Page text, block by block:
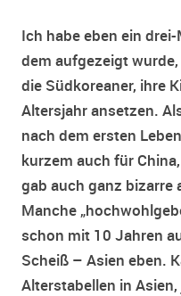
Ich habe eben ein
dem aufgezeigt
die Südkoreaner, ihre
Altersjahr ansetzen.
nach dem ersten
kurzem auch für
gab auch ganz bizarre
Manche
schon mit 10 Jahren
Scheiß – Asien eben.
Alterstabellen in